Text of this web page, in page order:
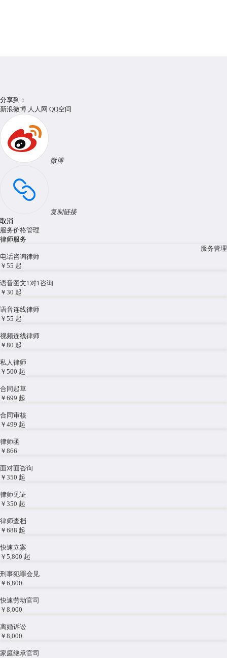
分享到：
新浪微博 人人网 QQ空间
微博
复制链接
取消
服务价格管理
律师服务
服务管理
电话咨询律师
￥55 起
语音图文1对1咨询
￥30 起
语音连线律师
￥55 起
视频连线律师
￥80 起
私人律师
￥500 起
合同起草
￥699 起
合同审核
￥499 起
律师函
￥866
面对面咨询
￥350 起
律师见证
￥350 起
律师查档
￥688 起
快速立案
￥5,800 起
刑事犯罪会见
￥6,800
快速劳动官司
￥8,000
离婚诉讼
￥8,000
家庭继承官司